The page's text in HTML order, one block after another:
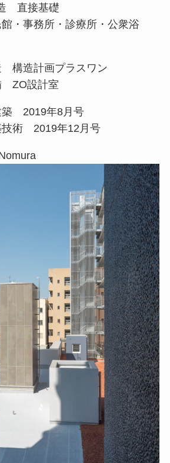
接基礎
務所・診療所・公衆浴
造計画プラスワン
計室
2019年8月号
年12月号